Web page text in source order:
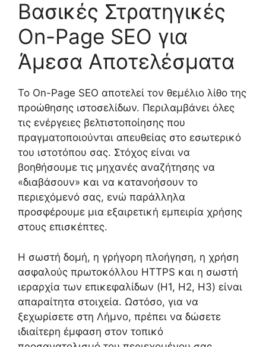
Βασικές Στρατηγικές
On-Page SEO για
Άμεσα Αποτελέσματα
Το On-Page SEO αποτελεί τον θεμέλιο λίθο της
προώθησης ιστοσελίδων. Περιλαμβάνει όλες
τις ενέργειες βελτιστοποίησης που
πραγματοποιούνται απευθείας στο εσωτερικό
του ιστοτόπου σας. Στόχος είναι να
βοηθήσουμε τις μηχανές αναζήτησης να
«διαβάσουν» και να κατανοήσουν το
περιεχόμενό σας, ενώ παράλληλα
προσφέρουμε μια εξαιρετική εμπειρία χρήσης
στους επισκέπτες.
Η σωστή δομή, η γρήγορη πλοήγηση, η χρήση
ασφαλούς πρωτοκόλλου HTTPS και η σωστή
ιεραρχία των επικεφαλίδων (H1, H2, H3) είναι
απαραίτητα στοιχεία. Ωστόσο, για να
ξεχωρίσετε στη Λήμνο, πρέπει να δώσετε
ιδιαίτερη έμφαση στον τοπικό